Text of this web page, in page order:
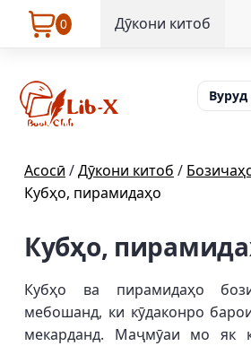
0 Дӯкони китоб
Вуруд
Асосӣ /Дӯкони китоб /
Кубҳо, пирамидаҳо
Кубҳо,
Кубҳо ва пирамидаҳо
мебошанд, ки кӯдаконро
мекарданд. Маҷмӯаи мо як